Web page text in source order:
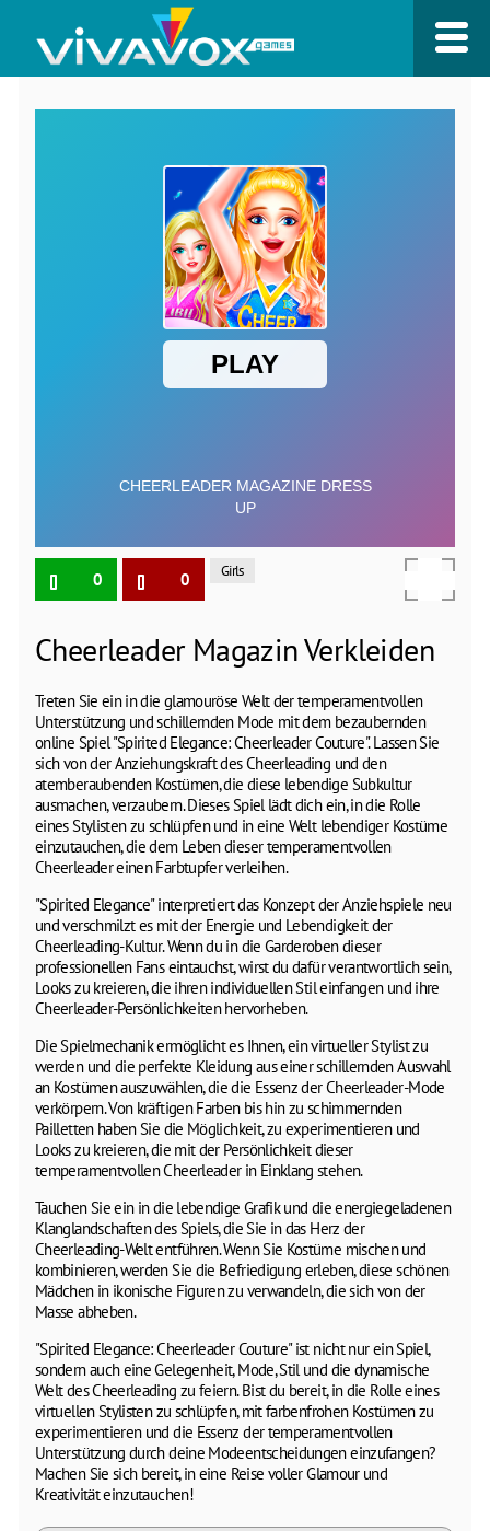
0 0 Girls
Cheerleader Magazin Verkleiden
Treten Sie ein in die glamouröse Welt der temperamentvollen
Unterstützung und schillernden Mode mit dem bezaubernden
online Spiel "Spirited Elegance: Cheerleader Couture". Lassen Sie
sich von der Anziehungskraft des Cheerleading und den
atemberaubenden Kostümen, die diese lebendige Subkultur
ausmachen, verzaubern. Dieses Spiel lädt dich ein, in die Rolle
eines Stylisten zu schlüpfen und in eine Welt lebendiger Kostüme
einzutauchen, die dem Leben dieser temperamentvollen
Cheerleader einen Farbtupfer verleihen.
"Spirited Elegance" interpretiert das Konzept der Anziehspiele neu
und verschmilzt es mit der Energie und Lebendigkeit der
Cheerleading-Kultur. Wenn du in die Garderoben dieser
professionellen Fans eintauchst, wirst du dafür verantwortlich sein,
Looks zu kreieren, die ihren individuellen Stil einfangen und ihre
Cheerleader-Persönlichkeiten hervorheben.
Die Spielmechanik ermöglicht es Ihnen, ein virtueller Stylist zu
werden und die perfekte Kleidung aus einer schillernden Auswahl
an Kostümen auszuwählen, die die Essenz der Cheerleader-Mode
verkörpern. Von kräftigen Farben bis hin zu schimmernden
Pailletten haben Sie die Möglichkeit, zu experimentieren und
Looks zu kreieren, die mit der Persönlichkeit dieser
temperamentvollen Cheerleader in Einklang stehen.
Tauchen Sie ein in die lebendige Grafik und die energiegeladenen
Klanglandschaften des Spiels, die Sie in das Herz der
Cheerleading-Welt entführen. Wenn Sie Kostüme mischen und
kombinieren, werden Sie die Befriedigung erleben, diese schönen
Mädchen in ikonische Figuren zu verwandeln, die sich von der
Masse abheben.
"Spirited Elegance: Cheerleader Couture" ist nicht nur ein Spiel,
sondern auch eine Gelegenheit, Mode, Stil und die dynamische
Welt des Cheerleading zu feiern. Bist du bereit, in die Rolle eines
virtuellen Stylisten zu schlüpfen, mit farbenfrohen Kostümen zu
experimentieren und die Essenz der temperamentvollen
Unterstützung durch deine Modeentscheidungen einzufangen?
Machen Sie sich bereit, in eine Reise voller Glamour und
Kreativität einzutauchen!